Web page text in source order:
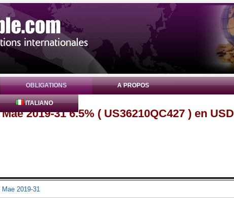
OBLIGATIONS A PROPOS
ITALIANO
2019-31 6.5% ( US36210QC427 ) en USD
Mae 2019-31